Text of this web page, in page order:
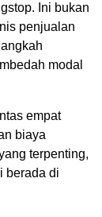
Ini bukan
penjualan
modal
empat
biaya
terpenting,
berada di